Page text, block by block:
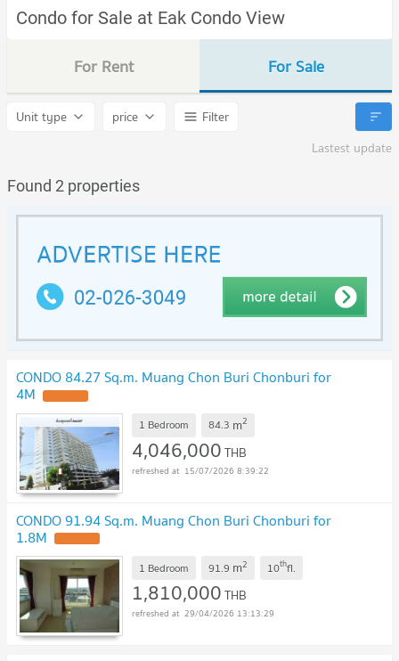
Condo for Sale at Eak Condo View
For Rent For Sale
Unit type price
Filter
Lastest update
Found 2 properties
CONDO 84.27 Sq.m. Muang Chon Buri Chonburi for
4M
1 Bedroom 84.3 m2
4,046,000THB
15/07/2026 8:39:22
CONDO 91.94 Sq.m. Muang Chon Buri Chonburi for
1.8M
1 Bedroom 91.9 m2 10thfl.
1,810,000THB
29/04/2026 13:13:29